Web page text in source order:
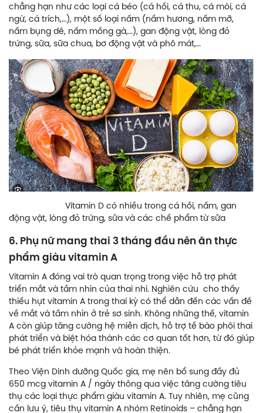
chẳng hạn như các loại cá béo (cá hồi, cá thu, cá mòi, cá
ngừ, cá trích,…), một số loại nấm (nấm hương, nấm mỡ,
nấm bụng dê, nấm mồng gà,…), gan động vật, lòng đỏ
trứng, sữa, sữa chua, bơ động vật và phô mát,…
Vitamin D có nhiều trong cá hồi, nấm, gan
động vật, lòng đỏ trứng, sữa và các chế phẩm từ sữa
6. Phụ nữ mang thai 3 tháng đầu nên ăn thực
phẩm giàu vitamin A
Vitamin A đóng vai trò quan trọng trong việc hỗ trợ phát
triển mắt và tầm nhìn của thai nhi. Nghiên cứu cho thấy
thiếu hụt vitamin A trong thai kỳ có thể dẫn đến các vấn đề
về mắt và tầm nhìn ở trẻ sơ sinh. Không những thế, vitamin
A còn giúp tăng cường hệ miễn dịch, hỗ trợ tế bào phôi thai
phát triển và biệt hóa thành các cơ quan tốt hơn, từ đó giúp
bé phát triển khỏe mạnh và hoàn thiện.
Theo Viện Dinh dưỡng Quốc gia, mẹ nên bổ sung đầy đủ
650 mcg vitamin A / ngày thông qua việc tăng cường tiêu
thụ các loại thực phẩm giàu vitamin A. Tuy nhiên, mẹ cũng
cần lưu ý, tiêu thụ vitamin A nhóm Retinoids – chẳng hạn